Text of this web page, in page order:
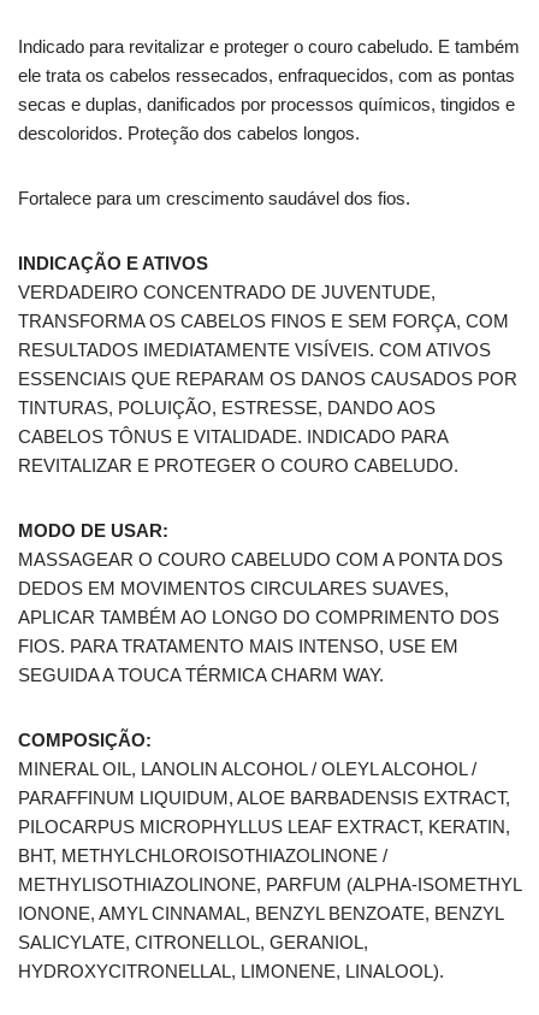
Indicado para revitalizar e proteger o couro cabeludo. E também
ele trata os cabelos ressecados, enfraquecidos, com as pontas
secas e duplas, danificados por processos químicos, tingidos e
descoloridos. Proteção dos cabelos longos.
Fortalece para um crescimento saudável dos fios.
INDICAÇÃO E ATIVOS
VERDADEIRO CONCENTRADO DE JUVENTUDE,
TRANSFORMA OS CABELOS FINOS E SEM FORÇA, COM
RESULTADOS IMEDIATAMENTE VISÍVEIS. COM ATIVOS
ESSENCIAIS QUE REPARAM OS DANOS CAUSADOS POR
TINTURAS, POLUIÇÃO, ESTRESSE, DANDO AOS
CABELOS TÔNUS E VITALIDADE. INDICADO PARA
REVITALIZAR E PROTEGER O COURO CABELUDO.
MODO DE USAR:
MASSAGEAR O COURO CABELUDO COM A PONTA DOS
DEDOS EM MOVIMENTOS CIRCULARES SUAVES,
APLICAR TAMBÉM AO LONGO DO COMPRIMENTO DOS
FIOS. PARA TRATAMENTO MAIS INTENSO, USE EM
SEGUIDA A TOUCA TÉRMICA CHARM WAY.
COMPOSIÇÃO:
MINERAL OIL, LANOLIN ALCOHOL / OLEYL ALCOHOL /
PARAFFINUM LIQUIDUM, ALOE BARBADENSIS EXTRACT,
PILOCARPUS MICROPHYLLUS LEAF EXTRACT, KERATIN,
BHT, METHYLCHLOROISOTHIAZOLINONE /
METHYLISOTHIAZOLINONE, PARFUM (ALPHA-ISOMETHYL
IONONE, AMYL CINNAMAL, BENZYL BENZOATE, BENZYL
SALICYLATE, CITRONELLOL, GERANIOL,
HYDROXYCITRONELLAL, LIMONENE, LINALOOL).